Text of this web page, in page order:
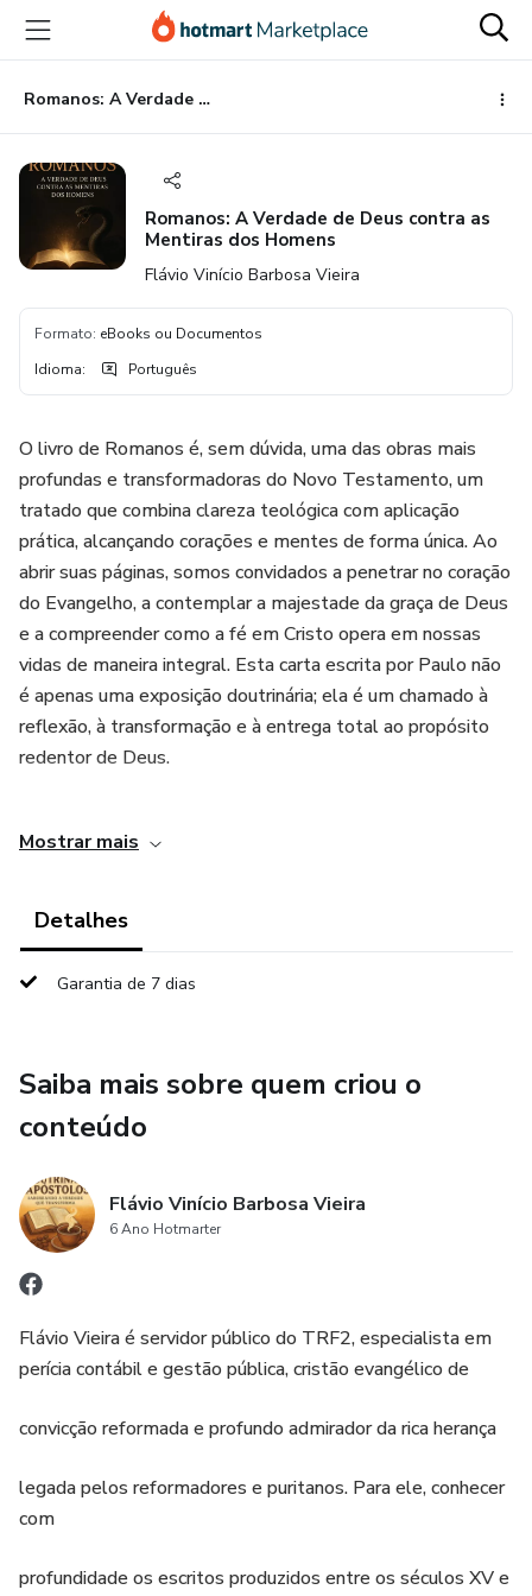
para
conteúdo
principal
para
pagamento
para
rodapé
Romanos: A Verdade de Deus contra as Mentiras dos Homens
Romanos: A Verdade de Deus contra as
Mentiras dos Homens
Flávio Vinício Barbosa Vieira
Formato: eBooks ou Documentos
Idioma: Português
O livro de Romanos é, sem dúvida, uma das obras mais
profundas e transformadoras do Novo Testamento, um
tratado que combina clareza teológica com aplicação
prática, alcançando corações e mentes de forma única. Ao
abrir suas páginas, somos convidados a penetrar no coração
do Evangelho, a contemplar a majestade da graça de Deus
e a compreender como a fé em Cristo opera em nossas
vidas de maneira integral. Esta carta escrita por Paulo não
é apenas uma exposição doutrinária; ela é um chamado à
reflexão, à transformação e à entrega total ao propósito
redentor de Deus.
se limita a ensinar conceitos abstratos. Ele apresenta o
alcançar justiça por seus próprios esforços — e, ao mesmo
transforma, purifica e liberta. Essa tensão entre
elaborados para mostrar que a salvação não é fruto de
mérito, mas de graça; não depende de esforço humano,
Ao longo do livro, encontramos uma simetria
impressionante entre teologia e prática. Paulo não se
contenta em apenas explicar a doutrina da justificação, da
verdades à vida diária do crente, mostrando como a fé
transforma pensamentos, atitudes, escolhas e
ética caminham juntas, que liberdade em Cristo implica
privilegiado para experimentar e manifestar essa
transformação.
O contexto histórico em que Romanos foi escrito
Mostrar mais
Detalhes
Garantia de 7 dias
Saiba mais sobre quem criou o
conteúdo
Flávio Vinício Barbosa Vieira
6 Ano Hotmarter
Flávio Vieira é servidor público do TRF2, especialista em
perícia contábil e gestão pública, cristão evangélico de
convicção reformada e profundo admirador da rica herança
legada pelos reformadores e puritanos. Para ele, conhecer
com
profundidade os escritos produzidos entre os séculos XV e